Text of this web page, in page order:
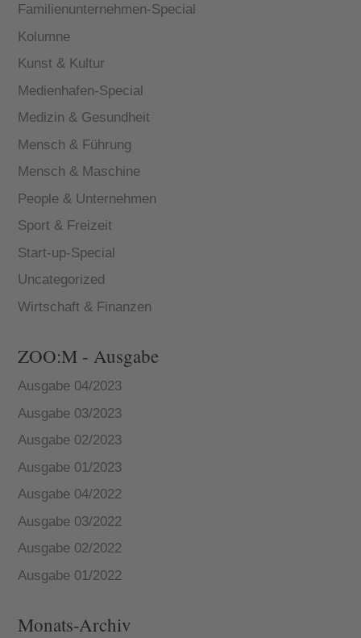
Familienunternehmen-Special
Kolumne
Kunst & Kultur
Medienhafen-Special
Medizin & Gesundheit
Mensch & Führung
Mensch & Maschine
People & Unternehmen
Sport & Freizeit
Start-up-Special
Uncategorized
Wirtschaft & Finanzen
ZOO:M - Ausgabe
Ausgabe 04/2023
Ausgabe 03/2023
Ausgabe 02/2023
Ausgabe 01/2023
Ausgabe 04/2022
Ausgabe 03/2022
Ausgabe 02/2022
Ausgabe 01/2022
Monats-Archiv